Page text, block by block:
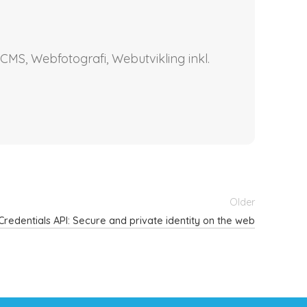
Webfotografi, Webutvikling inkl.
Older
API: Secure and private identity on the web